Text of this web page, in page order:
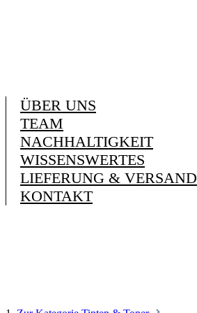
ÜBER UNS
TEAM
NACHHALTIGKEIT
WISSENSWERTES
LIEFERUNG & VERSAND
KONTAKT